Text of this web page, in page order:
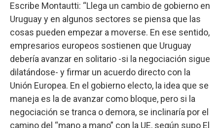
Escribe Montautti: “Llega un cambio de gobierno en
Uruguay y en algunos sectores se piensa que las
cosas pueden empezar a moverse. En ese sentido,
empresarios europeos sostienen que Uruguay
debería avanzar en solitario -si la negociación sigue
dilatándose- y firmar un acuerdo directo con la
Unión Europea. En el gobierno electo, la idea que se
maneja es la de avanzar como bloque, pero si la
negociación se tranca o demora, se inclinaría por el
camino del “mano a mano” con la UE, según supo El